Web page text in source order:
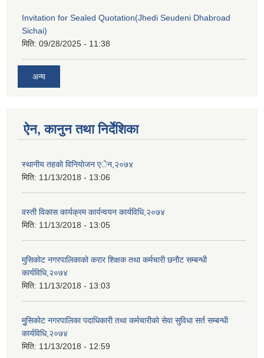
Invitation for Sealed Quotation(Jhedi Seudeni Dhabroad
Sichai)
मिति: 09/28/2025 - 11:38
अन्य
ऐन, कानुन तथा निर्देशिका
स्थानीय तहकाे विनियाेजन एेन,२०७४
मिति: 11/13/2018 - 13:06
वस्ती विकास कार्यक्रम कार्यन्वयन कार्यविधि,२०७४
मिति: 11/13/2018 - 13:05
मुसिकाेट नगरपालिकाकाे करार शिक्षक तथा कर्मचारी छनाैट सम्बन्धी
कार्यविधि,२०७४
मिति: 11/13/2018 - 13:03
मुुसिकाेट नगरपालिका पदाधिकारी तथा कर्मचारीकाे सेवा सुविधा सर्त सम्बन्धी
कार्यविधि,२०७४
मिति: 11/13/2018 - 12:59